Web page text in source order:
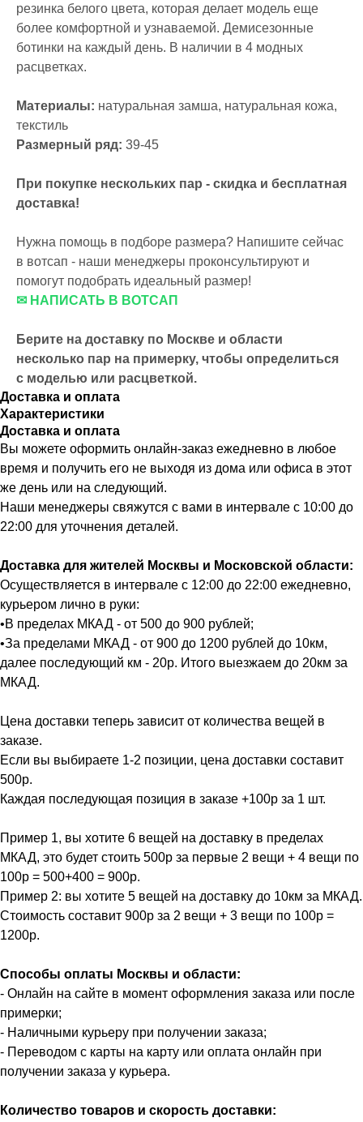
резинка белого цвета, которая делает модель еще
более комфортной и узнаваемой. Демисезонные
ботинки на каждый день. В наличии в 4 модных
расцветках.
Материалы: натуральная замша, натуральная кожа,
текстиль
Размерный ряд: 39-45
При покупке нескольких пар - скидка и бесплатная
доставка!
Нужна помощь в подборе размера? Напишите сейчас
в вотсап - наши менеджеры проконсультируют и
помогут подобрать идеальный размер!
✉ НАПИСАТЬ В ВОТСАП
Берите на доставку по Москве и области
несколько пар на примерку, чтобы определиться
с моделью или расцветкой.
Доставка и оплата
Характеристики
Доставка и оплата
Вы можете оформить онлайн-заказ ежедневно в любое
время и получить его не выходя из дома или офиса в этот
же день или на следующий.
Наши менеджеры свяжутся с вами в интервале с 10:00 до
22:00 для уточнения деталей.
Доставка для жителей Москвы и Московской области:
Осуществляется в интервале с 12:00 до 22:00 ежедневно,
курьером лично в руки:
•В пределах МКАД - от 500 до 900 рублей;
•За пределами МКАД - от 900 до 1200 рублей до 10км,
далее последующий км - 20р. Итого выезжаем до 20км за
МКАД.
Цена доставки теперь зависит от количества вещей в
заказе.
Если вы выбираете 1-2 позиции, цена доставки составит
500р.
Каждая последующая позиция в заказе +100р за 1 шт.
Пример 1, вы хотите 6 вещей на доставку в пределах
МКАД, это будет стоить 500р за первые 2 вещи + 4 вещи по
100р = 500+400 = 900р.
Пример 2: вы хотите 5 вещей на доставку до 10км за МКАД.
Стоимость составит 900р за 2 вещи + 3 вещи по 100р =
1200р.
Способы оплаты Москвы и области:
- Онлайн на сайте в момент оформления заказа или после
примерки;
- Наличными курьеру при получении заказа;
- Переводом с карты на карту или оплата онлайн при
получении заказа у курьера.
Количество товаров и скорость доставки: